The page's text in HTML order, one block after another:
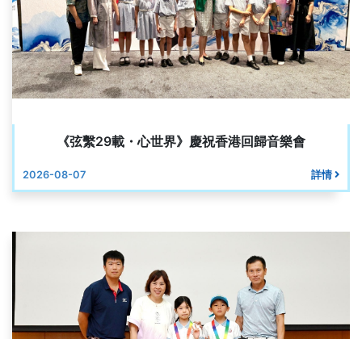
《弦繫29載・心世界》慶祝香港回歸音樂會
2026-08-07 詳情